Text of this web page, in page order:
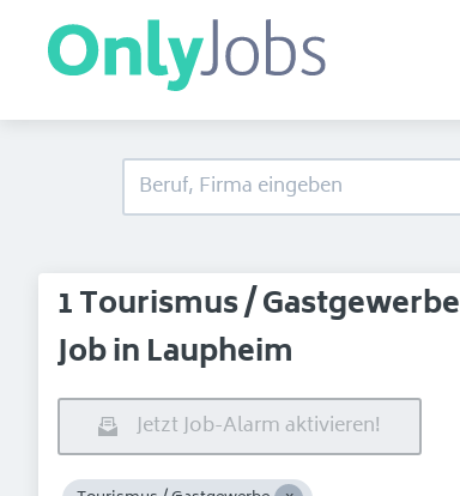
1 Tourismus / Gastgewerbe
Job in Laupheim
Jetzt Job-Alarm aktivieren!